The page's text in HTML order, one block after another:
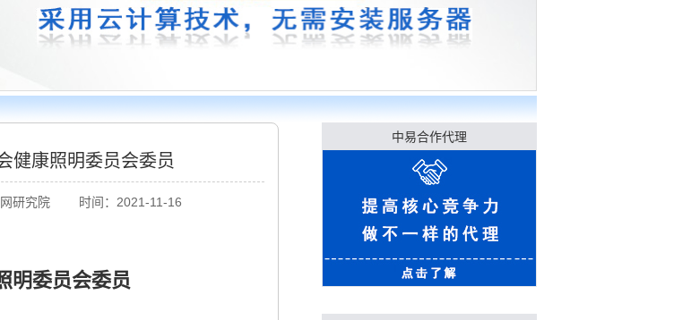
健康照明委员会委员
研究院 时间： 2021-11-16
明委员会委员
中易合作代理